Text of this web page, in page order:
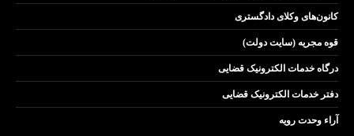
کانون‌های وکلای دادگستری
قوه مجریه (سایت دولت)
درگاه خدمات الکترونیک قضایی
دفتر خدمات الکترونیک قضایی
آراء وحدت رویه